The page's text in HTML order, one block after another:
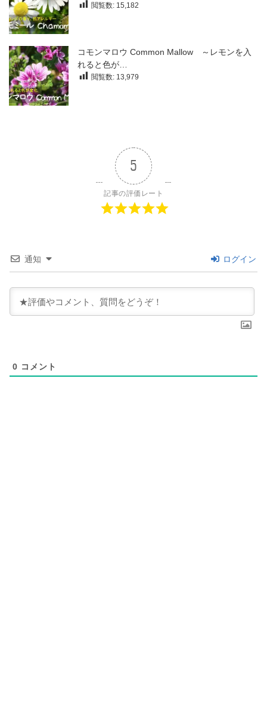
閲覧数: 15,182
コモンマロウ Common Mallow ～レモンを入
れると色が…
閲覧数: 13,979
5
記事の評価レート
通知 ログイン
0 コメント